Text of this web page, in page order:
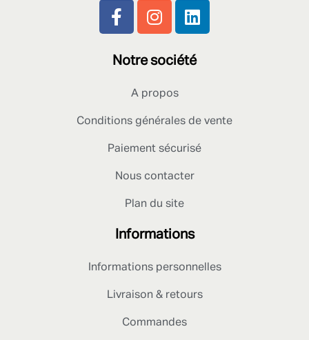
Notre société
A propos
Conditions générales de vente
Paiement sécurisé
Nous contacter
Plan du site
Informations
Informations personnelles
Livraison & retours
Commandes